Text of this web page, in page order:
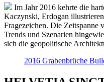
Im Jahr 2016 kehrte die
Kaczynski, Erdogan
Fragezeichen. Die Zeitspanne
Trends und Szenarien
sich die geopolitische
2016 Grabenbrüche